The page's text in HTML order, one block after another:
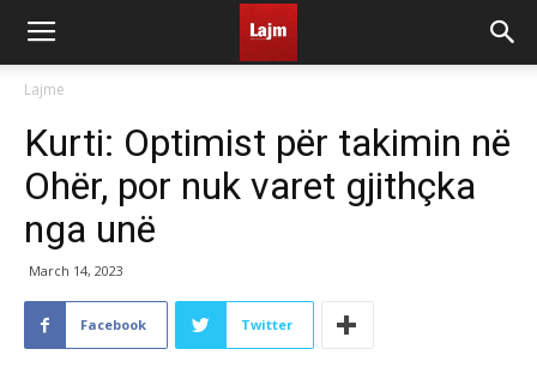
Lajme
Kurti: Optimist për takimin në
Ohër, por nuk varet gjithçka
nga unë
March 14, 2023
Facebook Twitter